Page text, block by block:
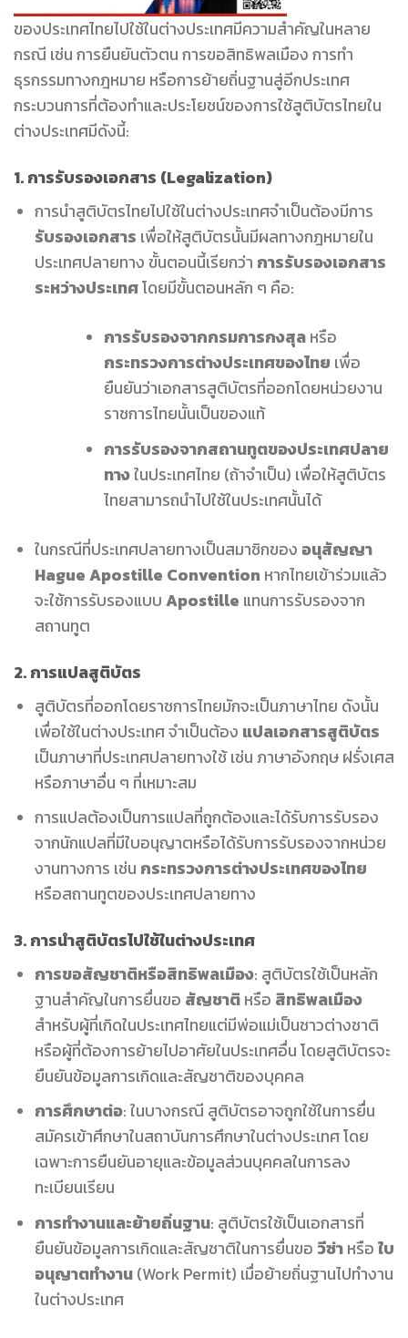
ของประเทศไทยไปใช้ในต่างประเทศมีความสำคัญในหลาย
กรณี เช่น การยืนยันตัวตน การขอสิทธิพลเมือง การทำ
ธุรกรรมทางกฎหมาย หรือการย้ายถิ่นฐานสู่อีกประเทศ
กระบวนการที่ต้องทำและประโยชน์ของการใช้สูติบัตรไทยใน
ต่างประเทศมีดังนี้:
1.การรับรองเอกสาร (Legalization)
การนำสูติบัตรไทยไปใช้ในต่างประเทศจำเป็นต้องมีการ
รับรองเอกสาร เพื่อให้สูติบัตรนั้นมีผลทางกฎหมายใน
ประเทศปลายทาง ขั้นตอนนี้เรียกว่า การรับรองเอกสาร
ระหว่างประเทศโดยมีขั้นตอนหลัก ๆ คือ:
การรับรองจากกรมการกงสุลหรือ
กระทรวงการต่างประเทศของไทย เพื่อ
ยืนยันว่าเอกสารสูติบัตรที่ออกโดยหน่วยงาน
ราชการไทยนั้นเป็นของแท้
การรับรองจากสถานทูตของประเทศปลาย
ทางในประเทศไทย (ถ้าจำเป็น) เพื่อให้สูติบัตร
ไทยสามารถนำไปใช้ในประเทศนั้นได้
ในกรณีที่ประเทศปลายทางเป็นสมาชิกของ อนุสัญญา
Hague Apostille Convention หากไทยเข้าร่วมแล้ว
จะใช้การรับรองแบบApostille แทนการรับรองจาก
สถานทูต
2.การแปลสูติบัตร
สูติบัตรที่ออกโดยราชการไทยมักจะเป็นภาษาไทย ดังนั้น
เพื่อใช้ในต่างประเทศ จำเป็นต้อง แปลเอกสารสูติบัตร
เป็นภาษาที่ประเทศปลายทางใช้ เช่น ภาษาอังกฤษ ฝรั่งเศส
หรือภาษาอื่น ๆ ที่เหมาะสม
การแปลต้องเป็นการแปลที่ถูกต้องและได้รับการรับรอง
จากนักแปลที่มีใบอนุญาตหรือได้รับการรับรองจากหน่วย
งานทางการ เช่น กระทรวงการต่างประเทศของไทย
หรือสถานทูตของประเทศปลายทาง
3.การนำสูติบัตรไปใช้ในต่างประเทศ
การขอสัญชาติหรือสิทธิพลเมือง: สูติบัตรใช้เป็นหลัก
ฐานสำคัญในการยื่นขอ สัญชาติหรือ สิทธิพลเมือง
สำหรับผู้ที่เกิดในประเทศไทยแต่มีพ่อแม่เป็นชาวต่างชาติ
หรือผู้ที่ต้องการย้ายไปอาศัยในประเทศอื่น โดยสูติบัตรจะ
ยืนยันข้อมูลการเกิดและสัญชาติของบุคคล
การศึกษาต่อ: ในบางกรณี สูติบัตรอาจถูกใช้ในการยื่น
สมัครเข้าศึกษาในสถาบันการศึกษาในต่างประเทศ โดย
เฉพาะการยืนยันอายุและข้อมูลส่วนบุคคลในการลง
ทะเบียนเรียน
การทำงานและย้ายถิ่นฐาน: สูติบัตรใช้เป็นเอกสารที่
ยืนยันข้อมูลการเกิดและสัญชาติในการยื่นขอ วีซ่าหรือใบ
อนุญาตทำงาน(Work Permit) เมื่อย้ายถิ่นฐานไปทำงาน
ในต่างประเทศ